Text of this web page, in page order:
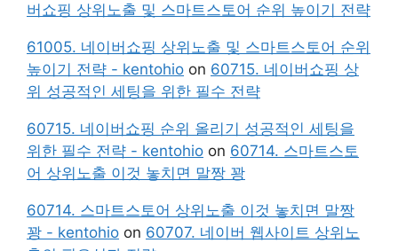
버쇼핑 상위노출 및 스마트스토어 순위 높이기 전략
61005. 네이버쇼핑 상위노출 및 스마트스토어 순위
높이기 전략 - kentohio on 60715. 네이버쇼핑 상
위 성공적인 세팅을 위한 필수 전략
60715. 네이버쇼핑 순위 올리기 성공적인 세팅을
위한 필수 전략 - kentohio on 60714. 스마트스토
어 상위노출 이것 놓치면 말짱 꽝
60714. 스마트스토어 상위노출 이것 놓치면 말짱
꽝 - kentohio on 60707. 네이버 웹사이트 상위노